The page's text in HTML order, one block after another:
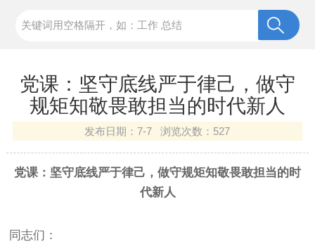
党课：坚守底线严于律己，做守
规矩知敬畏敢担当的时代新人
发布日期：7-7 浏览次数： 527
党课：坚守底线严于律己，做守规矩知敬畏敢担当的时
代新人
同志们：